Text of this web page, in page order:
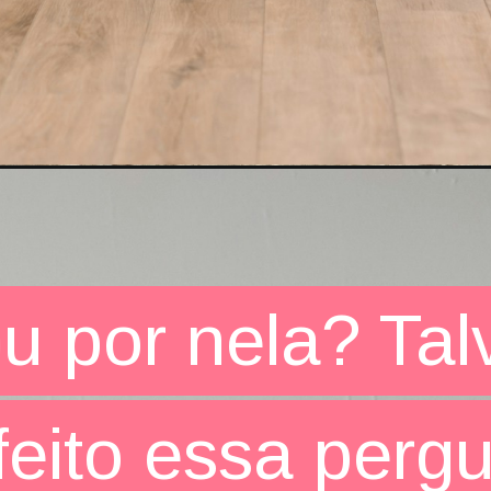
por nela?
essa
por nela?
essa